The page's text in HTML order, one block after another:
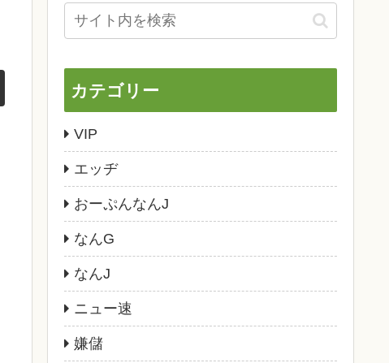
カテゴリー
VIP
エッヂ
おーぷんなんJ
なんG
なんJ
ニュー速
嫌儲